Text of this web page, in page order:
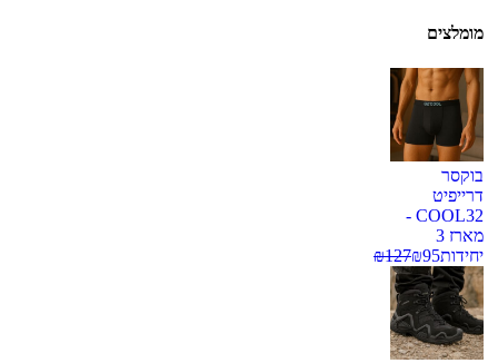
מומלצים
בוקסר
דרייפיט
COOL32 -
מארז 3
יחידות
₪95
₪127